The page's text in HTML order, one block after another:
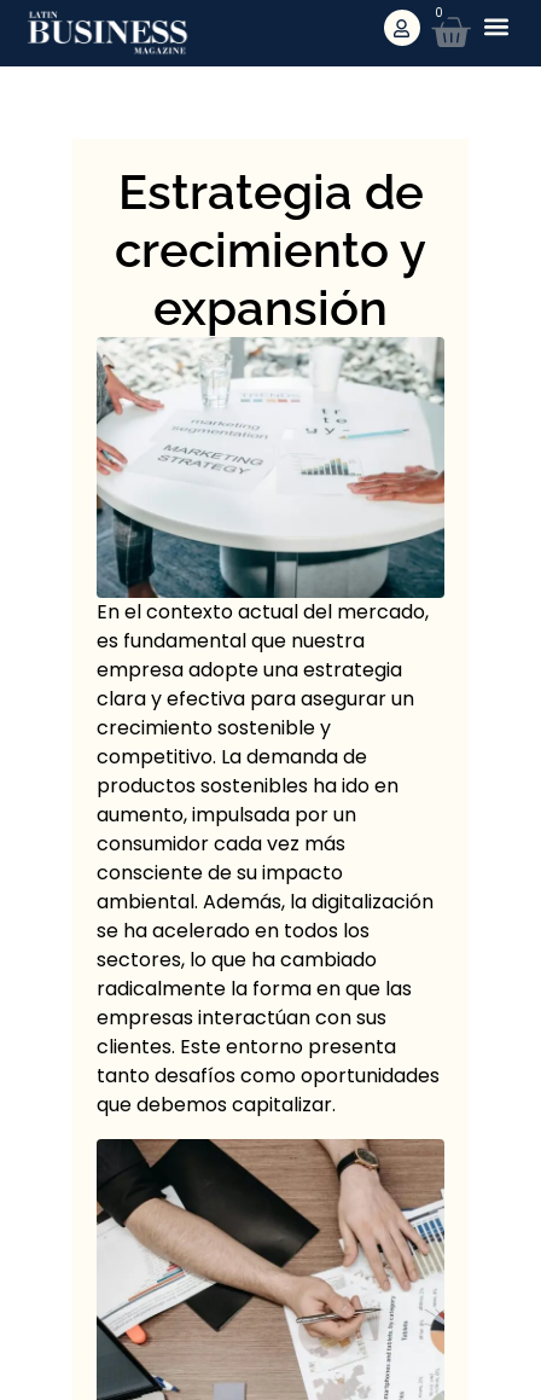
0
Estrategia de
crecimiento y
expansión
En el contexto actual del mercado,
es fundamental que nuestra
empresa adopte una estrategia
clara y efectiva para asegurar un
crecimiento sostenible y
competitivo. La demanda de
productos sostenibles ha ido en
aumento, impulsada por un
consumidor cada vez más
consciente de su impacto
ambiental. Además, la digitalización
se ha acelerado en todos los
sectores, lo que ha cambiado
radicalmente la forma en que las
empresas interactúan con sus
clientes. Este entorno presenta
tanto desafíos como oportunidades
que debemos capitalizar.